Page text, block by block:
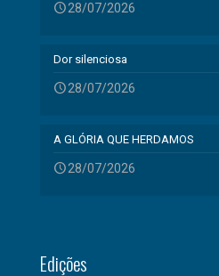
28/07/2026
Dor silenciosa
28/07/2026
A GLÓRIA QUE HERDAMOS
28/07/2026
Edições